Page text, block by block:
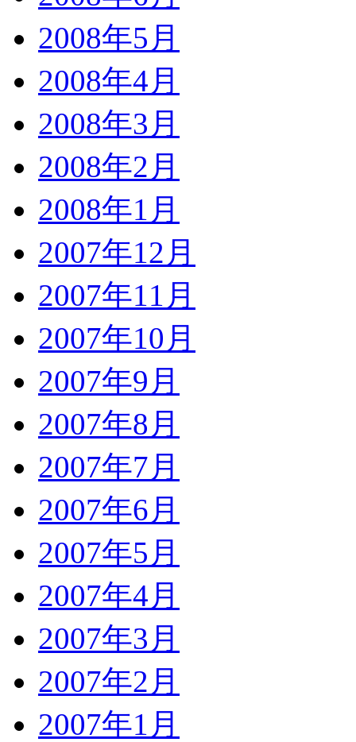
2008年5月
2008年4月
2008年3月
2008年2月
2008年1月
2007年12月
2007年11月
2007年10月
2007年9月
2007年8月
2007年7月
2007年6月
2007年5月
2007年4月
2007年3月
2007年2月
2007年1月